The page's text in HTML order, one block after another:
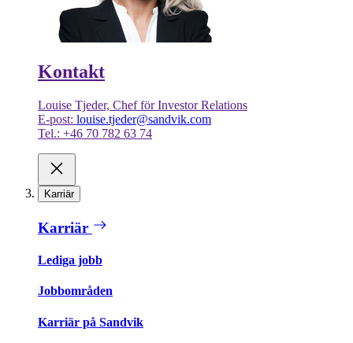
Kontakt
Louise Tjeder, Chef för Investor Relations
E-post: louise.tjeder@sandvik.com
Tel.: +46 70 782 63 74
Karriär
Karriär
Lediga jobb
Jobbområden
Karriär på Sandvik